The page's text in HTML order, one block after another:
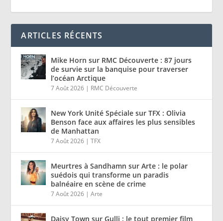
ARTICLES RÉCENTS
Mike Horn sur RMC Découverte : 87 jours
de survie sur la banquise pour traverser
l’océan Arctique
7 Août 2026 | RMC Découverte
New York Unité Spéciale sur TFX : Olivia
Benson face aux affaires les plus sensibles
de Manhattan
7 Août 2026 |TFX
Meurtres à Sandhamn sur Arte : le polar
suédois qui transforme un paradis
balnéaire en scène de crime
7 Août 2026 |Arte
Daisy Town sur Gulli : le tout premier film